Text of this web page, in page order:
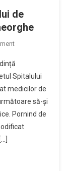
de
On
Amenajarea
Laboratorului
De
Testare
COVID-
19
Spitalului
medicilor de
să-şi
Pornind de